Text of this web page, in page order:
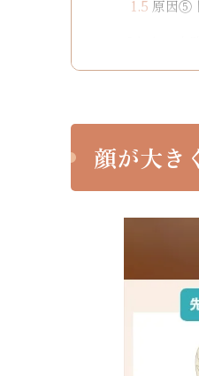
1.5 原因⑤
2.4セルフ
LSSA
LSSA
小顔治
当院で行
LSSA
顔が大き